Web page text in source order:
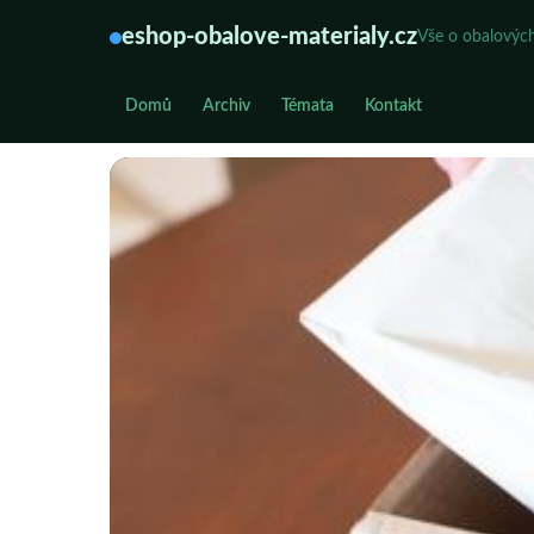
eshop-obalove-materialy.czVše o
Domů Archiv Témata Kontakt